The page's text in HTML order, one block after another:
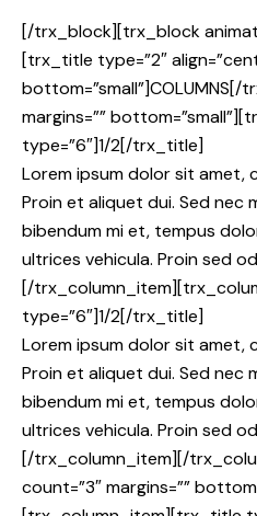
[/trx_block][trx_block
[trx_title type=”2″
margins=””
type=”6″]1/2[/trx_title]
Lorem ipsum dolor sit amet,
Proin et aliquet dui. Sed nec
bibendum mi et, tempus
ultrices vehicula. Proin sed
[/
type=”6″]1/2[/trx_title]
Lorem ipsum dolor sit amet,
Proin et aliquet dui. Sed nec
bibendum mi et, tempus
ultrices vehicula. Proin sed
[/trx_column_item][/
count=”3″ margins=””